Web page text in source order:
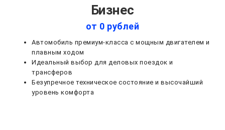
Бизнес
от 0 рублей
Автомобиль премиум-класса с мощным двигателем и
плавным ходом
Идеальный выбор для деловых поездок и
трансферов
Безупречное техническое состояние и высочайший
уровень комфорта